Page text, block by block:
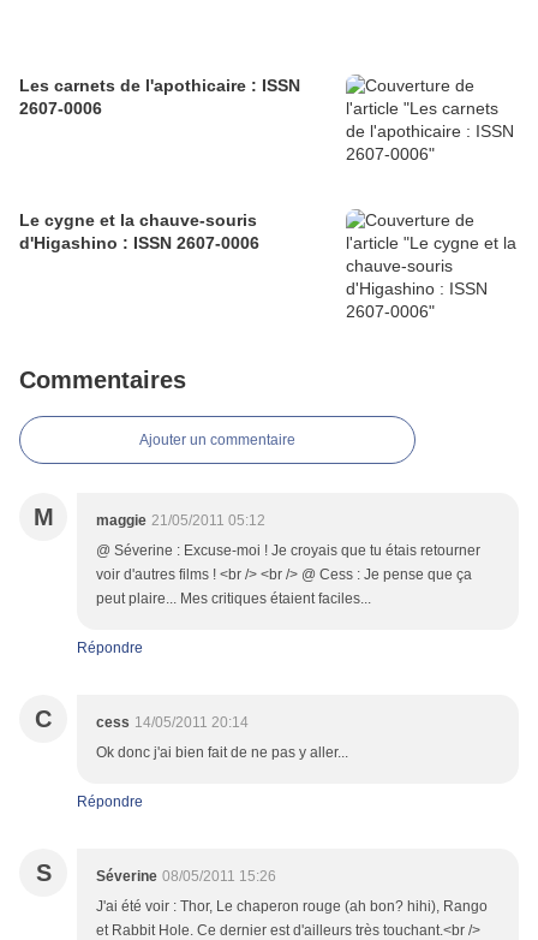
Les carnets de l'apothicaire : ISSN
2607-0006
Le cygne et la chauve-souris
d'Higashino : ISSN 2607-0006
Commentaires
Ajouter un commentaire
M maggie 21/05/2011 05:12
@ Séverine : Excuse-moi ! Je croyais que tu étais retourner
voir d'autres films ! <br /> <br /> @ Cess : Je pense que ça
peut plaire... Mes critiques étaient faciles...
Répondre
C cess 14/05/2011 20:14
Ok donc j'ai bien fait de ne pas y aller...
Répondre
S Séverine 08/05/2011 15:26
J'ai été voir : Thor, Le chaperon rouge (ah bon? hihi), Rango
et Rabbit Hole. Ce dernier est d'ailleurs très touchant.<br />